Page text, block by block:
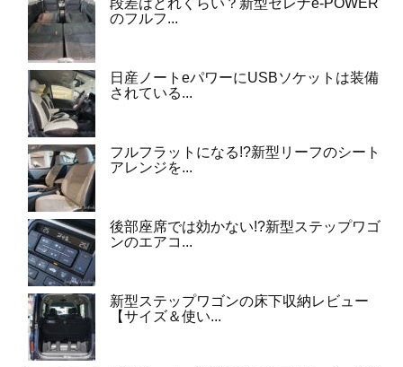
段差はどれくらい？新型セレナe-POWER
のフルフ...
日産ノートeパワーにUSBソケットは装備
されている...
フルフラットになる!?新型リーフのシート
アレンジを...
後部座席では効かない!?新型ステップワゴ
ンのエアコ...
新型ステップワゴンの床下収納レビュー
【サイズ＆使い...